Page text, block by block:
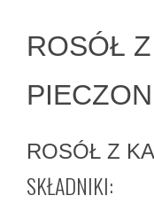
ROSÓŁ
ROSÓŁ Z
SKŁADNIKI: